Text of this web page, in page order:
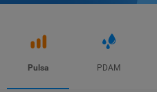
Pulsa PDAM